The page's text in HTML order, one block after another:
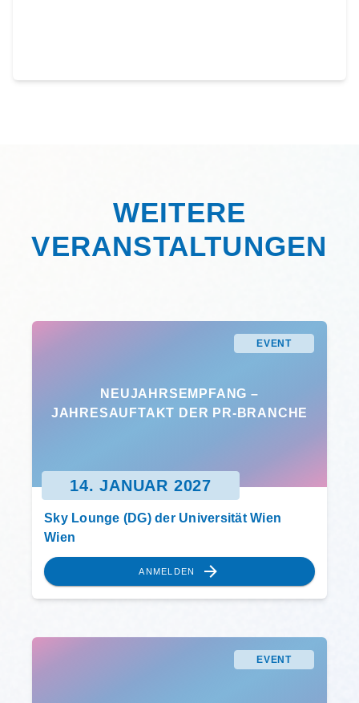
WEITERE
VERANSTALTUNGEN
EVENT
NEUJAHRSEMPFANG –
JAHRESAUFTAKT DER PR-BRANCHE
14. JANUAR 2027
Sky Lounge (DG) der Universität Wien
Wien
ANMELDEN
EVENT